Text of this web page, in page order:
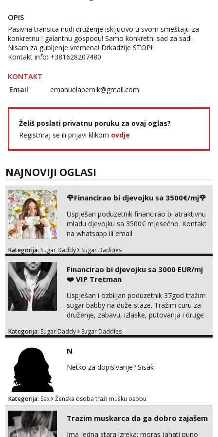
OPIS
Pasivna transica nudi druženje iskljucivo u svom smeštaju za
konkretnu i galantnu gospodu! Samo konkretni sad za sad!
Nisam za gubljenje vremena! Drkadzije STOP!!
Kontakt info: +381628207480
KONTAKT
Email emanuelapernik@gmail.com
Želiš poslati privatnu poruku za ovaj oglas?
Registriraj se ili prijavi klikom ovdje
NAJNOVIJI OGLASI
🌹Financirao bi djevojku sa 3500€/mj🌹
Uspješan poduzetnik financirao bi atraktivnu
mladu djevojku sa 3500€ mjesečno. Kontakt
na whatsapp ili email
Kategorija: Sugar Daddy Sugar Daddies
Financirao bi djevojku sa 3000 EUR/mj
❤️ VIP Tretman
Uspješan i ozbiljan poduzetnik 37god tražim
sugar babby na duže staze. Tražim curu za
druženje, zabavu, izlaske, putovanja i druge
otvorena, komunikativna, zgodna i atraktivna
markodalic37@gmail.com
Kategorija: Sugar Daddy Sugar Daddies
N
Netko za dopisivanje? Sisak
Kategorija: Sex Ženska osoba traži mušku osobu
Trazim muskarca da ga dobro zajašem
Ima jedna stara izreka: moras jahati puno